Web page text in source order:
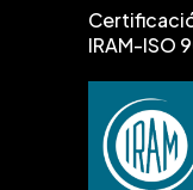
IRAM-ISO